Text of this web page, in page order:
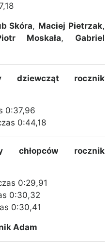
Skóra, Maciej Pietrzak,
Moskała, Gabriel
dziewcząt rocznik
0:37,96
0:44,18
rocznik
0:29,91
0:30,32
0:30,41
Adam